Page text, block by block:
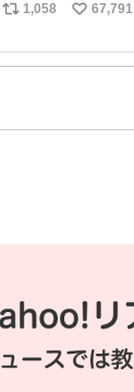
リ
ス
1,058
い
ね
67,791